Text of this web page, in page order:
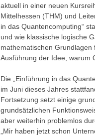
aktuell in einer neuen
Mittelhessen (THM) und
in das Quantencomputing“
und wie klassische logische
mathematischen
Ausführung der Idee, warum
Die „Einführung in das
im Juni dieses Jahres
Fortsetzung setzt einige
grundsätzlichen
aber weiterhin problemlos
„Mir haben jetzt schon